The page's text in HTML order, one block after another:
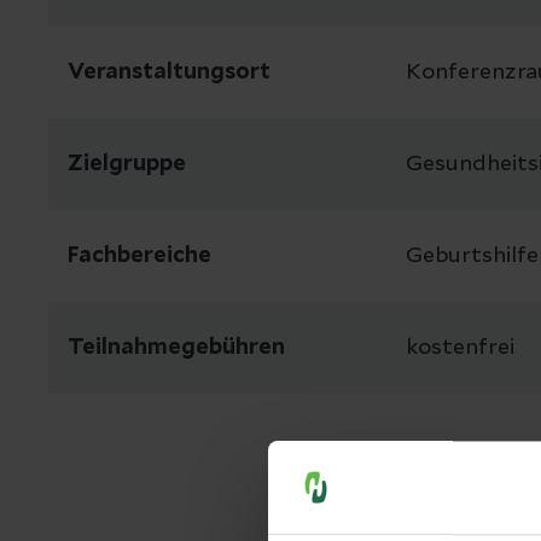
Veranstaltungsort
Zielgruppe
Fachbereiche Geburtshilfe
Teilnahmegebühren kostenfrei